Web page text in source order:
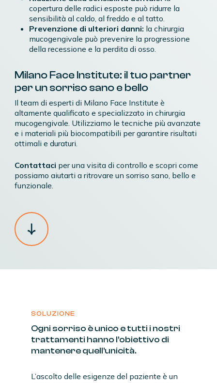
copertura delle radici esposte può ridurre la
sensibilità al caldo, al freddo e al tatto.
Prevenzione di ulteriori danni: la chirurgia
mucogengivale può prevenire la progressione
della recessione e la perdita di osso.
Milano Face Institute: il tuo partner
per un sorriso sano e bello
Il team di esperti di Milano Face Institute è
altamente qualificato e specializzato in chirurgia
mucogengivale. Utilizziamo le tecniche più avanzate
e i materiali più biocompatibili per garantire risultati
ottimali e duraturi.
Contattaci per una visita di controllo e scopri come
possiamo aiutarti a ritrovare un sorriso sano, bello e
funzionale.
SOLUZIONE
Ogni sorriso èunico etutti i nostri
trattamenti hanno l’obiettivo di
mantenerequell’unicità.
L’ascolto delle esigenze del paziente è un